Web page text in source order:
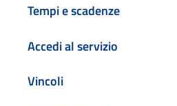
Tempi e scadenze
Accedi al servizio
Vincoli